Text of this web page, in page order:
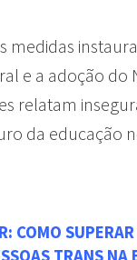
medidas
e a adoção do
relatam
da educação
COMO
TRANS NA